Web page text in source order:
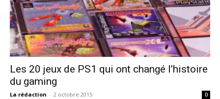
Les 20 jeux de PS1 qui ont changé l’histoire
du gaming
La rédaction - 2 octobre 2015 0